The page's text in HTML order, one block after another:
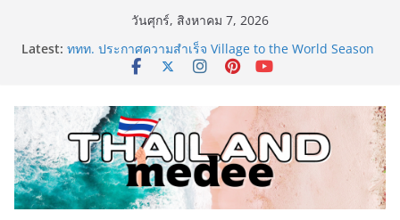
วันศุกร์, สิงหาคม 7, 2026
Latest: เริ่มแล้ว! อ.ต.ก.แฟร์ 4 ภาค @ภาคกลาง “มนต์เสน่ห์เกษตร
ไทย สู่ใจกลางมหานคร” ชวนชิม ช้อป สินค้าเกษตร
ททท. ประกาศความสำเร็จ Village to the World Season
5 ผนึก 9 พันธมิตร ขับเคลื่อน ESG Tourism สืบสานพระ
ราชปณิธาน สร้างคุณค่าการท่องเที่ยวไทยอย่างยั่งยืน
เหิงลี่ แมนูแฟคเจอริ่ง เทคโนโลยี (ไทยแลนด์) เปิดโรงงาน
แห่งใหม่ในชลบุรี เดินหน้าขยายฐานการผลิตสู่เอเชียตะวัน
ออกเฉียงใต้ เสริมแกร่งยุทธศาสตร์ระดับโลก
TECNO ประกาศทรานส์ฟอร์มจากเกมมิ่งโฟน สู่ไลฟ์สไตล์